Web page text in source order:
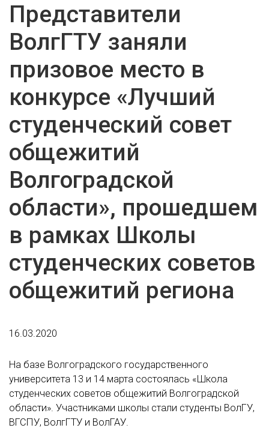
Представители
ВолгГТУ заняли
призовое место в
конкурсе «Лучший
студенческий совет
общежитий
Волгоградской
области», прошедшем
в рамках Школы
студенческих советов
общежитий региона
16.03.2020
На базе Волгоградского государственного
университета 13 и 14 марта состоялась «Школа
студенческих советов общежитий Волгоградской
области». Участниками школы стали студенты ВолГУ,
ВГСПУ, ВолгГТУ и ВолГАУ.